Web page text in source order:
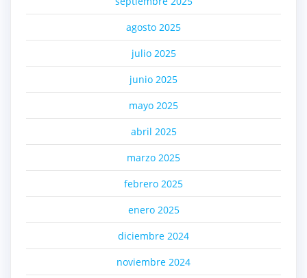
agosto 2025
julio 2025
junio 2025
mayo 2025
abril 2025
marzo 2025
febrero 2025
enero 2025
diciembre 2024
noviembre 2024